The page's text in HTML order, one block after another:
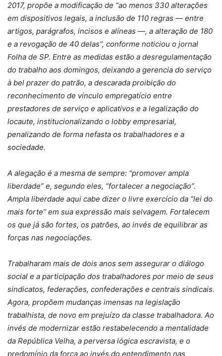
2017, propõe a modificação de “ao menos 330 alterações
em dispositivos legais, a inclusão de 110 regras — entre
artigos, parágrafos, incisos e alíneas —, a alteração de 180
e a revogação de 40 delas”, conforme noticiou o jornal
Folha de SP. Entre as medidas estão a desregulamentação
do trabalho aos domingos, deixando a gerencia do serviço
à bel prazer do patrão, a descarada proibição do
reconhecimento de vínculo empregatício entre
prestadores de serviço e aplicativos e a legalização do
locaute, institucionalizando o lobby empresarial,
penalizando de forma nefasta os trabalhadores e a
sociedade.
A alegação é a mesma de sempre: “promover ampla
liberdade” e, segundo eles, “fortalecer a negociação”.
Ampla liberdade aqui cabe dizer o livre exercício da “lei do
mais forte” em sua expressão mais selvagem. Fortalecem
os que já são fortes, os patrões, ao invés de equilibrar as
forças nas negociações.
Trabalharam mais de dois anos sem assegurar o diálogo
social e a participação dos trabalhadores por meio de seus
sindicatos, federações, confederações e centrais sindicais.
Agora, propõem mudanças imensas na legislação
trabalhista, de novo em prejuízo da classe trabalhadora. Ao
invés de modernizar estão restabelecendo a mentalidade
da República Velha, a perversa lógica escravista, e o
predomínio da força ao invés do entendimento nas